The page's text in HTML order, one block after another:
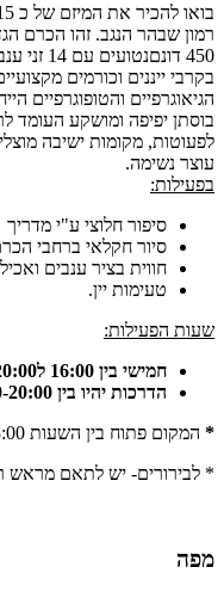
רמון שבהר הנגב. זהו הכרם
450
בקרבי ייננים וכורמים
הגיאוגרפיים והטופוגרפיים
בוסתן יפיפה ומושקע העומד
לפעוטות, מקומות ישיבה
עוצר נשימה.
בפעילות:
סיפור חלוצי ע"י מדריך
סיור חקלאי ברחבי
חווית בציר ענבים
טעימות יין.
שעות הפעילות:
חמישי בין 16:00 ל20:00 לרשות המבקרים
הדרכות יהיו בין 17:00-20:00
* המקום פתוח בין השעות 10:00-18:00
* לבירורים- יש לתאם מראש
מפה